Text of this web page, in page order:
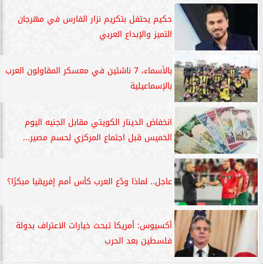
حكيم يحتفل بتكريم نزار الفارس في مهرجان
التميز والإبداع العربي
بالأسماء، 7 ناشئين في معسكر المقاولون العرب
بالإسماعيلية
انخفاض الدينار الكويتي مقابل الجنيه اليوم
الخميس قبل اجتماع المركزي لحسم مصير...
عاجل.. لماذا ودّع العرب كأس أمم إفريقيا مبكرًا؟
أكسيوس: أمريكا تبحث خيارات الاعتراف بدولة
فلسطين بعد الحرب